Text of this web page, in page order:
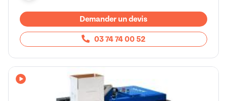
Demander un devis
03 74 74 00 52
Avec vidéo